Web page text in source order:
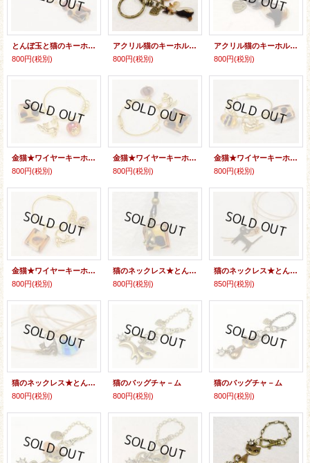
とんぼ玉と猫のキーホルダー
800円(税別)
アクリル猫のキーホルダー
800円(税別)
アクリル猫のキーホルダー
800円(税別)
金猫★ワイヤーキーホルダー
800円(税別)
金猫★ワイヤーキーホルダー
800円(税別)
金猫★ワイヤーキーホルダー
800円(税別)
金猫★ワイヤーキーホルダー
800円(税別)
猫のネックレス★とんぼ玉
800円(税別)
猫のネックレス★とんぼ玉
850円(税別)
猫のネックレス★とんぼ玉
800円(税別)
猫のバッグチャ－ム
800円(税別)
猫のバッグチャ－ム
800円(税別)